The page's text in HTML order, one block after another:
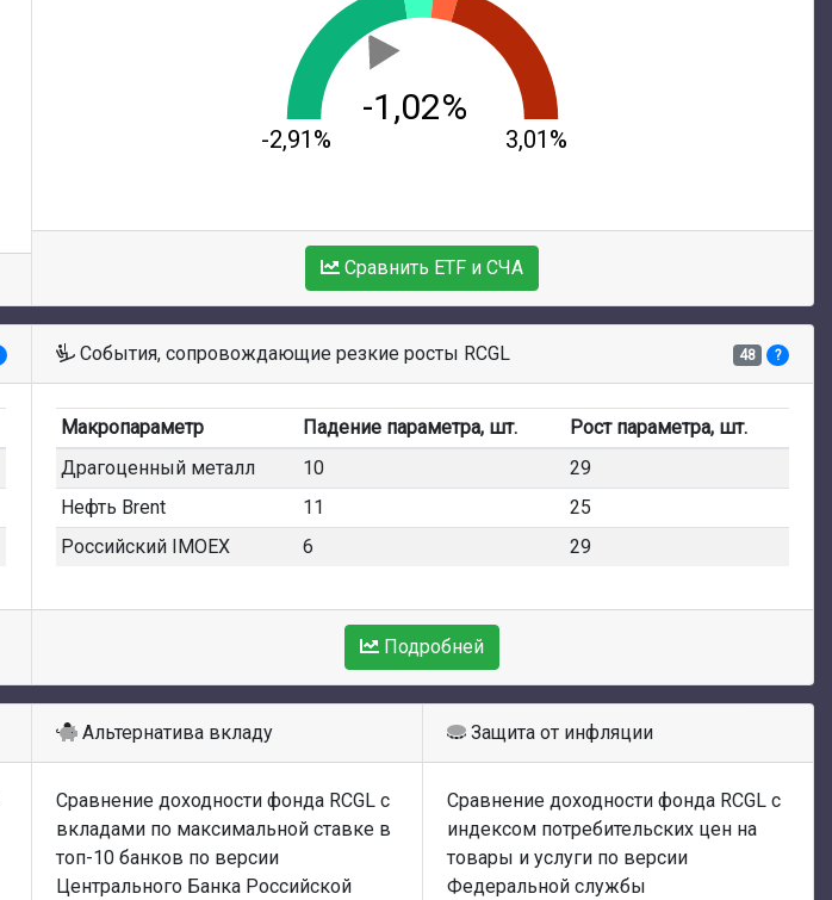
-2,91% 3,01%
-1,02%
Сравнить ETF и СЧА
События, сопровождающие резкие росты RCGL 48 ?
Макропараметр Падение параметра, шт.
Рост параметра, шт.
Драгоценный металл
10
29
Нефть Brent
11
25
Российский IMOEX
6 29
Подробней
Альтернатива вкладу
Сравнение доходности фонда RCGL с
вкладами по максимальной ставке в
топ-10 банков по версии
Центрального Банка Российской
Защита от инфляции
Сравнение доходности фонда RCGL с
индексом потребительских цен на
товары и услуги по версии
Федеральной службы